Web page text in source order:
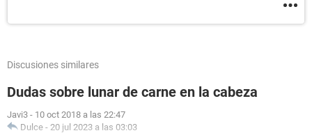
Discusiones similares
Dudas sobre lunar de carne en la cabeza
Javi3 - 10 oct 2018 a las 22:47
Dulce - 20 jul 2023 a las 03:03